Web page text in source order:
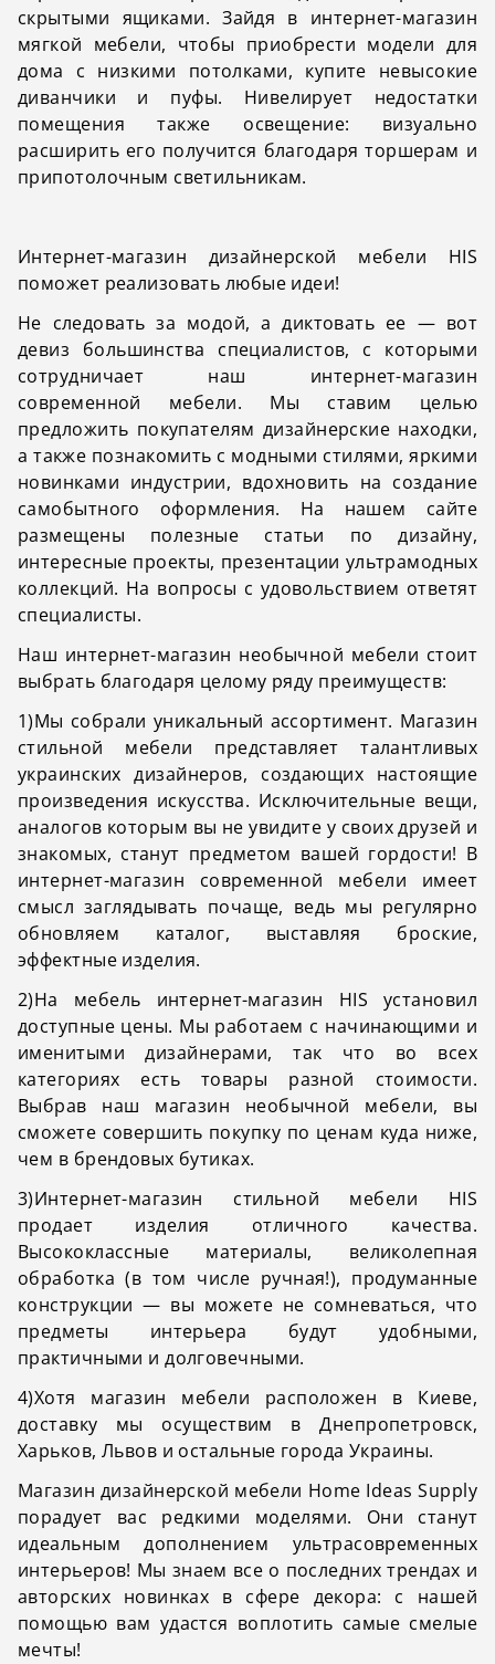
скрытыми ящиками. Зайдя в интернет-магазин
мягкой мебели, чтобы приобрести модели для
дома с низкими потолками, купите невысокие
диванчики и пуфы. Нивелирует недостатки
помещения также освещение: визуально
расширить его получится благодаря торшерам и
припотолочным светильникам.
Интернет-магазин дизайнерской мебели HIS
поможет реализовать любые идеи!
Не следовать за модой, а диктовать ее — вот
девиз большинства специалистов, с которыми
сотрудничает наш интернет-магазин
современной мебели. Мы ставим целью
предложить покупателям дизайнерские находки,
а также познакомить с модными стилями, яркими
новинками индустрии, вдохновить на создание
самобытного оформления. На нашем сайте
размещены полезные статьи по дизайну,
интересные проекты, презентации ультрамодных
коллекций. На вопросы с удовольствием ответят
специалисты.
Наш интернет-магазин необычной мебели стоит
выбрать благодаря целому ряду преимуществ:
1)Мы собрали уникальный ассортимент. Магазин
стильной мебели представляет талантливых
украинских дизайнеров, создающих настоящие
произведения искусства. Исключительные вещи,
аналогов которым вы не увидите у своих друзей и
знакомых, станут предметом вашей гордости! В
интернет-магазин современной мебели имеет
смысл заглядывать почаще, ведь мы регулярно
обновляем каталог, выставляя броские,
эффектные изделия.
2)На мебель интернет-магазин HIS установил
доступные цены. Мы работаем с начинающими и
именитыми дизайнерами, так что во всех
категориях есть товары разной стоимости.
Выбрав наш магазин необычной мебели, вы
сможете совершить покупку по ценам куда ниже,
чем в брендовых бутиках.
3)Интернет-магазин стильной мебели HIS
продает изделия отличного качества.
Высококлассные материалы, великолепная
обработка (в том числе ручная!), продуманные
конструкции — вы можете не сомневаться, что
предметы интерьера будут удобными,
практичными и долговечными.
4)Хотя магазин мебели расположен в Киеве,
доставку мы осуществим в Днепропетровск,
Харьков, Львов и остальные города Украины.
Магазин дизайнерской мебели Home Ideas Supply
порадует вас редкими моделями. Они станут
идеальным дополнением ультрасовременных
интерьеров! Мы знаем все о последних трендах и
авторских новинках в сфере декора: с нашей
помощью вам удастся воплотить самые смелые
мечты!